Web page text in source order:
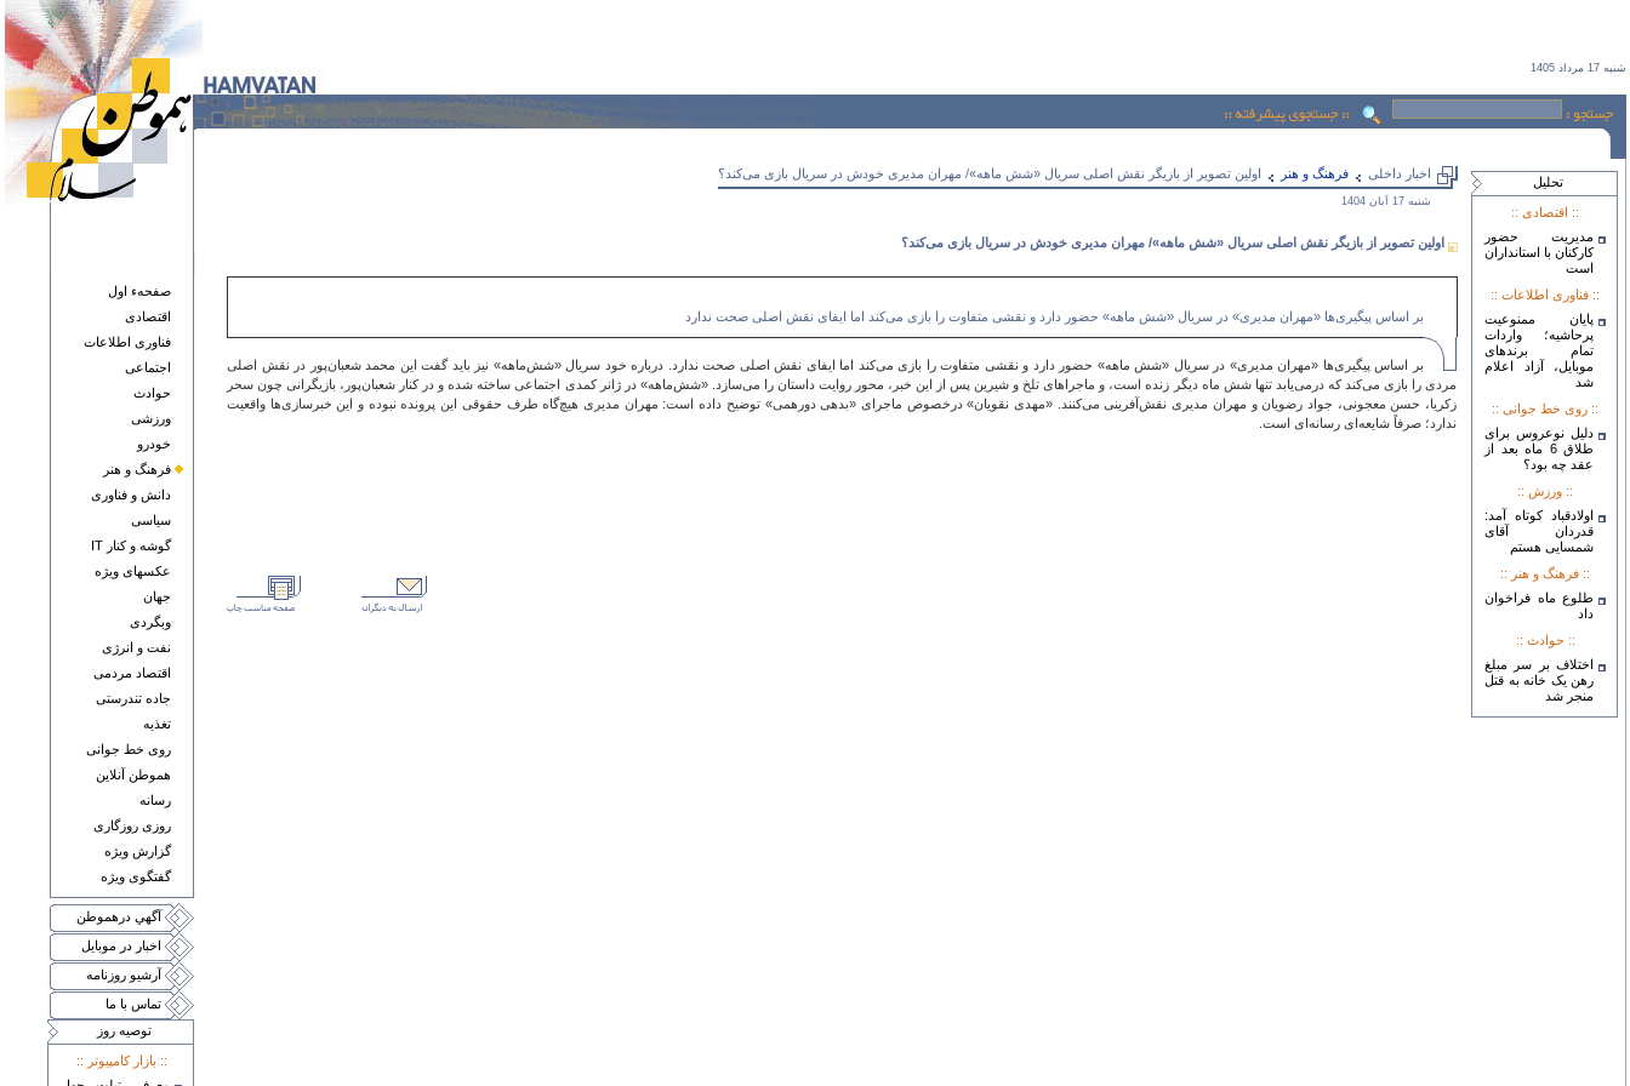
شنبه 17 مرداد 1405
صفحهء اول
اقتصادی
فناوری اطلاعات
اجتماعی
حوادث
ورزشی
خودرو
فرهنگ و هنر
دانش و فناوری
سياسی
گوشه و کنار IT
عکسهای ويژه
جهان
وبگردی
نفت و انرژی
اقتصاد مردمی
جاده تندرستی
تغذيه
روی خط جوانی
هموطن آنلاين
رسانه
روزی روزگاری
گزارش ويژه
گفتگوی ويژه
آگهي درهموطن
اخبار در موبايل
آرشيو روزنامه
تماس با ما
توصيه روز
:: بازار کامپيوتر ::
اخبار داخلی فرهنگ و هنر اولین تصویر از بازیگر نقش اصلی سریال «شش ماهه»/ مهران مدیری خودش در سریال بازی می‌کند؟
شنبه 17 آبان 1404
اولین تصویر از بازیگر نقش اصلی سریال «شش ماهه»/ مهران مدیری خودش در سریال بازی می‌کند؟
بر اساس پیگیری‌ها «مهران مدیری» در سریال «شش ماهه» حضور دارد و نقشی متفاوت را بازی می‌کند اما ایفای نقش اصلی صحت ندارد
بر اساس پیگیری‌ها «مهران مدیری» در سریال «شش ماهه» حضور دارد و نقشی متفاوت را بازی می‌کند اما ایفای نقش اصلی صحت ندارد. درباره خود سریال «شش‌ماهه» نیز باید گفت این محمد شعبان‌پور در نقش اصلی
مردی را بازی می‌کند که درمی‌یابد تنها شش ماه دیگر زنده است، و ماجراهای تلخ و شیرین پس از این خبر، محور روایت داستان را می‌سازد. «شش‌ماهه» در ژانر کمدی اجتماعی ساخته شده و در کنار شعبان‌پور، بازیگرانی چون سحر
زکریا، حسن معجونی، جواد رضویان و مهران مدیری نقش‌آفرینی می‌کنند. «مهدی نقویان» درخصوص ماجرای «بدهی دورهمی» توضیح داده است: مهران مدیری هیچ‌گاه طرف حقوقی این پرونده نبوده و این خبرسازی‌ها واقعیت
ندارد؛ صرفاً شایعه‌ای رسانه‌ای است.
تحليل
:: اقتصادی ::
مدیریت حضور
کارکنان با استانداران
است
:: فناوری اطلاعات ::
پایان ممنوعیت
پرحاشیه؛ واردات
تمام برندهای
موبایل، آزاد اعلام
شد
:: روی خط جوانی ::
دلیل نوعروس برای
طلاق 6 ماه بعد از
عقد چه بود؟
:: ورزش ::
اولادقباد کوتاه آمد:
قدردان آقای
شمسایی هستم
:: فرهنگ و هنر ::
طلوع ماه فراخوان
داد
:: حوادث ::
اختلاف بر سر مبلغ
رهن یک خانه به قتل
منجر شد